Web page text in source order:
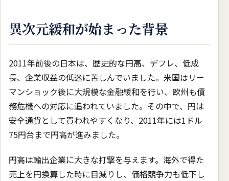
異次元緩和が始まった背景
2011年前後の日本は、歴史的な円高、デフレ、低成
長、企業収益の低迷に苦しんでいました。米国はリー
マンショック後に大規模な金融緩和を行い、欧州も債
務危機への対応に追われていました。その中で、円は
安全通貨として買われやすくなり、2011年には1ドル
75円台まで円高が進みました。
円高は輸出企業に大きな打撃を与えます。海外で得た
売上を円換算した時に目減りし、価格競争力も低下し